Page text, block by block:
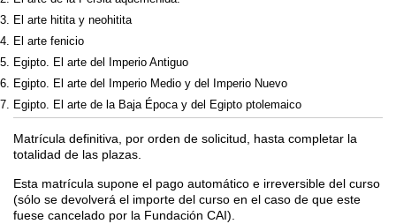
El arte hitita y neohitita
El arte fenicio
Egipto. El arte del Imperio Antiguo
Egipto. El arte del Imperio Medio y del Imperio Nuevo
Egipto. El arte de la Baja Época y del Egipto ptolemaico
Matrícula definitiva, por orden de solicitud, hasta completar la
totalidad de las plazas.
Esta matrícula supone el pago automático e irreversible del curso
(sólo se devolverá el importe del curso en el caso de que este
fuese cancelado por la Fundación CAI).